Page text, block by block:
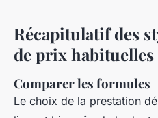
Récapitulatif des
de prix habituelles
Comparer les formules
Le choix de la prestation